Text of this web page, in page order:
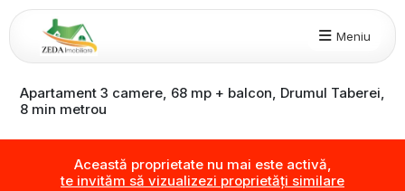
Meniu
Apartament 3 camere, 68 mp + balcon, Drumul Taberei,
8 min metrou
Această proprietate nu mai este activă,
te invităm să vizualizezi proprietăți similare